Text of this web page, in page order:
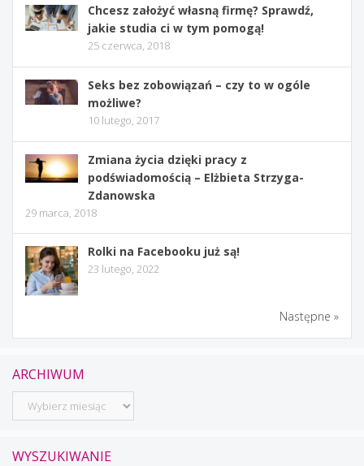
Chcesz założyć własną firmę? Sprawdź,
jakie studia ci w tym pomogą!
25 czerwca, 2018
Seks bez zobowiązań – czy to w ogóle
możliwe?
10 lutego, 2017
Zmiana życia dzięki pracy z
podświadomością – Elżbieta Strzyga-
Zdanowska
29 marca, 2018
Rolki na Facebooku już są!
23 lutego, 2022
Następne »
ARCHIWUM
Archiwum
WYSZUKIWANIE